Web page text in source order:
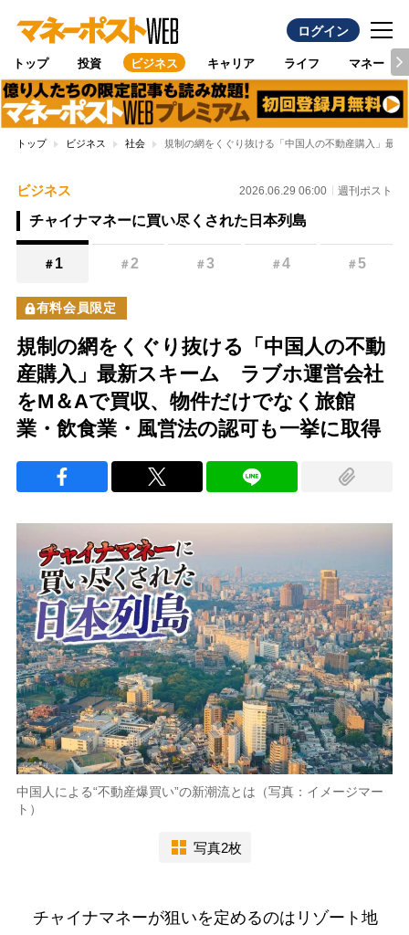
ログイン
トップ 投資 ビジネス キャリア ライフ マネー
トップ ビジネス 社会 規制の網をくぐり抜ける「中国人の不動産購入」最
ビジネス 2026.06.29 06:00 週刊ポスト
チャイナマネーに買い尽くされた日本列島
＃ 1 ＃2 ＃3 ＃4 ＃5
有料会員限定
規制の網をくぐり抜ける「中国人の不動
産購入」最新スキーム ラブホ運営会社
をM＆Aで買収、物件だけでなく旅館
業・飲食業・風営法の認可も一挙に取得
中国人による“不動産爆買い”の新潮流とは（写真：イメージマー
ト）
写真2枚
チャイナマネーが狙いを定めるのはリゾート地